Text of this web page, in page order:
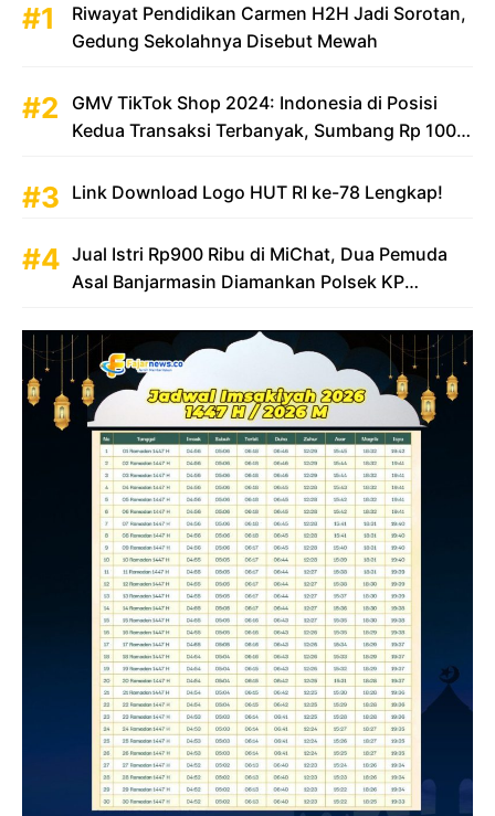
Riwayat Pendidikan Carmen H2H Jadi Sorotan,
Gedung Sekolahnya Disebut Mewah
GMV TikTok Shop 2024: Indonesia di Posisi
Kedua Transaksi Terbanyak, Sumbang Rp 100
Link Download Logo HUT RI ke-78 Lengkap!
Jual Istri Rp900 Ribu di MiChat, Dua Pemuda
Asal Banjarmasin Diamankan Polsek KP